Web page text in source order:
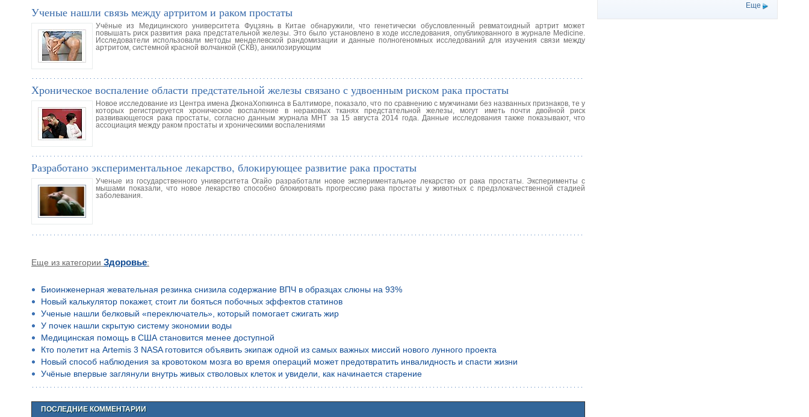
Ученые нашли связь между артритом и раком простаты
Учёные из Медицинского университета Фуцзянь в Китае обнаружили, что генетически обусловленный ревматоидный артрит может
повышать риск развития рака предстательной железы. Это было установлено в ходе исследования, опубликованного в журнале Medicine.
Исследователи использовали методы менделевской рандомизации и данные полногеномных исследований для изучения связи между
артритом, системной красной волчанкой (СКВ), анкилозирующим
Хроническое воспаление области предстательной железы связано с удвоенным риском рака простаты
Новое исследование из Центра имена ДжонаХопкинса в Балтиморе, показало, что по сравнению с мужчинами без названных признаков, те у
которых регистрируется хроническое воспаление в нераковых тканях предстательной железы, могут иметь почти двойной риск
развивающегося рака простаты, согласно данным журнала МНТ за 15 августа 2014 года. Данные исследования также показывают, что
ассоциация между раком простаты и хроническими воспалениями
Разработано экспериментальное лекарство, блокирующее развитие рака простаты
Ученые из государственного университета Огайо разработали новое экспериментальное лекарство от рака простаты. Эксперименты с
мышами показали, что новое лекарство способно блокировать прогрессию рака простаты у животных с предзлокачественной стадией
заболевания.
Еще из категории Здоровье:
Биоинженерная жевательная резинка снизила содержание ВПЧ в образцах слюны на 93%
Новый калькулятор покажет, стоит ли бояться побочных эффектов статинов
Ученые нашли белковый «переключатель», который помогает сжигать жир
У почек нашли скрытую систему экономии воды
Медицинская помощь в США становится менее доступной
Кто полетит на Artemis 3 NASA готовится объявить экипаж одной из самых важных миссий нового лунного проекта
Новый способ наблюдения за кровотоком мозга во время операций может предотвратить инвалидность и спасти жизни
Учёные впервые заглянули внутрь живых стволовых клеток и увидели, как начинается старение
ПОСЛЕДНИЕ КОММЕНТАРИИ
Еще